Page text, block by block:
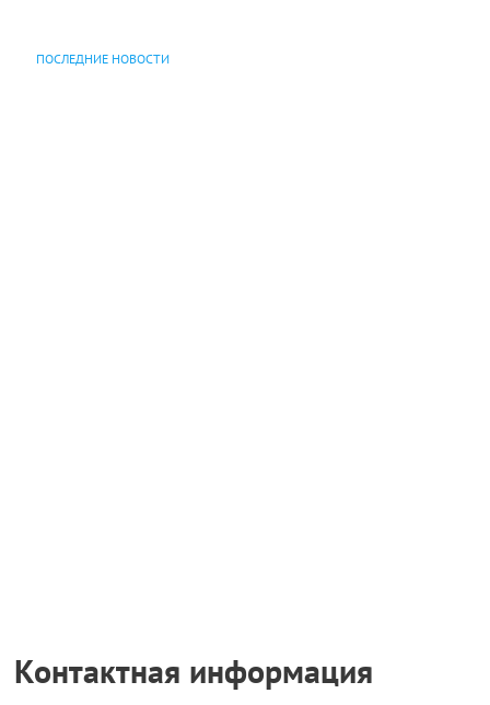
ПОСЛЕДНИЕ НОВОСТИ
Контактная информация